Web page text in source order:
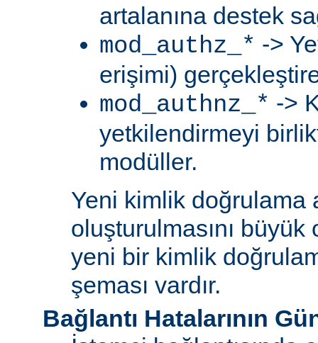
artalanına destek
mod_authz_* ->
erişimi)
mod_authnz_* ->
yetkilendirmeyi
modüller.
Yeni kimlik doğrulama
oluşturulmasını
yeni bir kimlik
şeması vardır.
Bağlantı Hatalarının